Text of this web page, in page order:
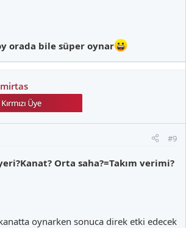
orada bile süper oynar
#9
Orta saha?=Takım verimi?
oynarken sonuca direk etki edecek